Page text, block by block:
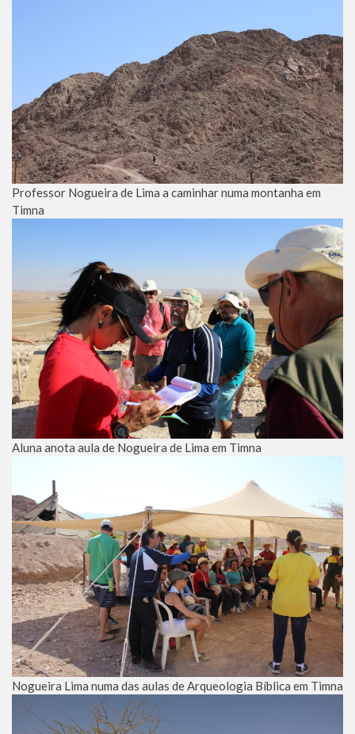
Professor Nogueira de Lima a caminhar numa montanha em
Timna
Aluna anota aula de Nogueira de Lima em Timna
Nogueira Lima numa das aulas de Arqueologia Bíblica em Timna